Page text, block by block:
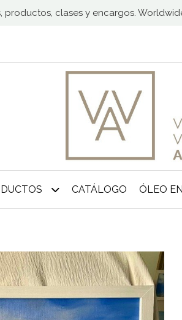
clases y encargos.
CATÁLOGO ÓLEO